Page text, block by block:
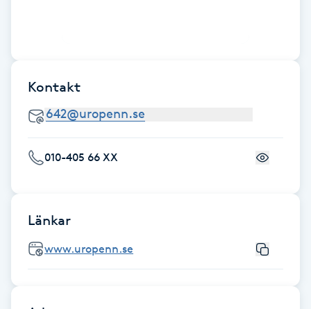
Damklippning
Dermapen
Enzympeeling
Extensions
Extensions borttagning
Eyeliner-tatuering
Kontakt
010-405 66 XX
Länkar
www.uropenn.se